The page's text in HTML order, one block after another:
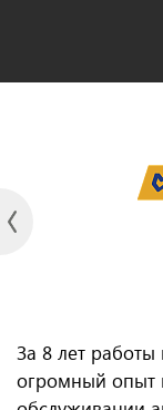
За 8 лет
огромный опыт